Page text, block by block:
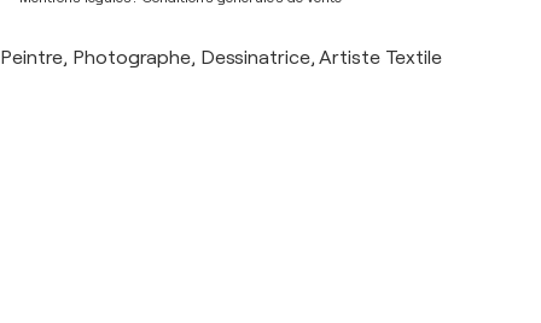
Peintre, Photographe, Dessinatrice, Artiste Textile